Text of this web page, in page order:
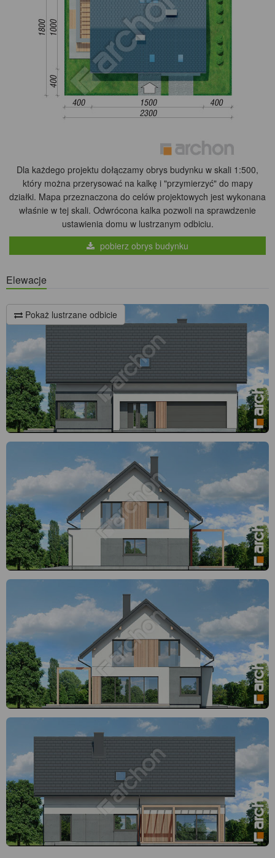
Dla każdego projektu dołączamy obrys budynku w skali 1:500,
który można przerysować na kalkę i "przymierzyć" do mapy
działki. Mapa przeznaczona do celów projektowych jest wykonana
właśnie w tej skali. Odwrócona kalka pozwoli na sprawdzenie
ustawienia domu w lustrzanym odbiciu.
pobierz obrys budynku
Elewacje
Pokaż lustrzane odbicie